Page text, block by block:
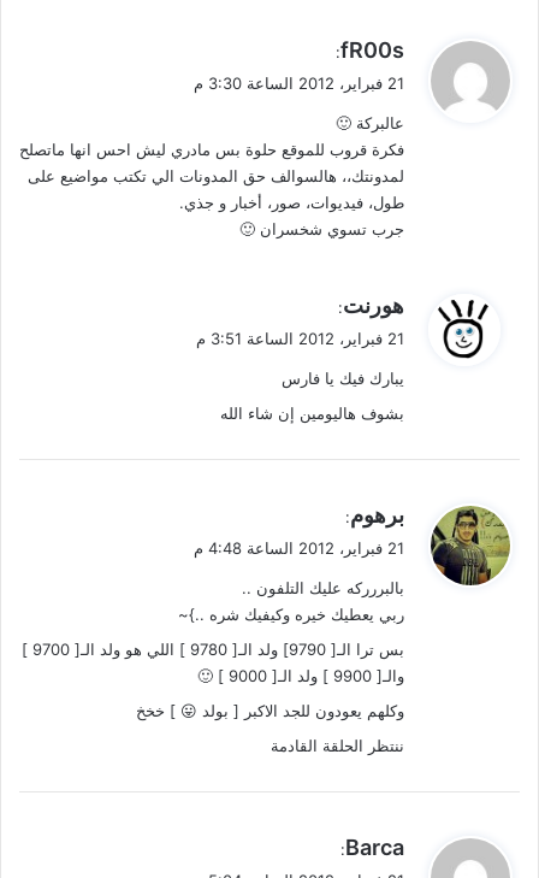
ي
ل
fR00s
:
21 فبراير، 2012 الساعة 3:30 م
عالبركة 🙂
فكرة قروب للموقع حلوة بس مادري ليش احس انها ماتصلح
لمدونتك،، هالسوالف حق المدونات الي تكتب مواضيع على
طول، فيديوات، صور، أخبار و جذي.
جرب تسوي شخسران 🙂
ل
هورنت:
21 فبراير، 2012 الساعة 3:51 م
يبارك فيك يا فارس
بشوف هاليومين إن شاء الله
ل
برهوم:
21 فبراير، 2012 الساعة 4:48 م
بالبررركه عليك التلفون ..
ربي يعطيك خيره وكيفيك شره ..}~
بس ترا الـ[ 9790] ولد الـ[ 9780 ] اللي هو ولد الـ[ 9700 ]
والـ[ 9900 ] ولد الـ[ 9000 ] 🙂
وكلهم يعودون للجد الاكبر [ بولد 😛 ] خخخ
ننتظر الحلقة القادمة
ي
Barca
: